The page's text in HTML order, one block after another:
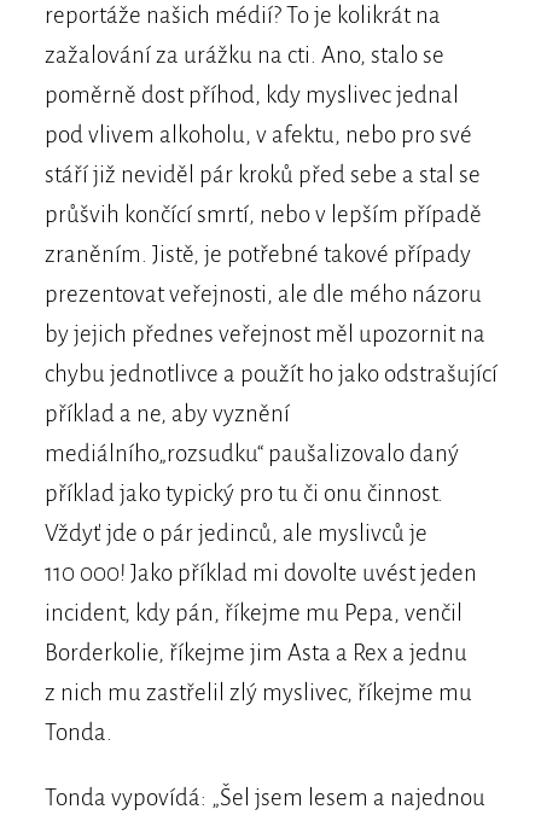
reportáže našich médií? To je kolikrát na
zažalování za urážku na cti. Ano, stalo se
poměrně dost příhod, kdy myslivec jednal
pod vlivem alkoholu, v afektu, nebo pro své
stáří již neviděl pár kroků před sebe a stal se
průšvih končící smrtí, nebo v lepším případě
zraněním. Jistě, je potřebné takové případy
prezentovat veřejnosti, ale dle mého názoru
by jejich přednes veřejnost měl upozornit na
chybu jednotlivce a použít ho jako odstrašující
příklad a ne, aby vyznění
mediálního„rozsudku“ paušalizovalo daný
příklad jako typický pro tu či onu činnost.
Vždyť jde o pár jedinců, ale myslivců je
110 000! Jako příklad mi dovolte uvést jeden
incident, kdy pán, říkejme mu Pepa, venčil
Borderkolie, říkejme jim Asta a Rex a jednu
z nich mu zastřelil zlý myslivec, říkejme mu
Tonda.
Tonda vypovídá: „Šel jsem lesem a najednou